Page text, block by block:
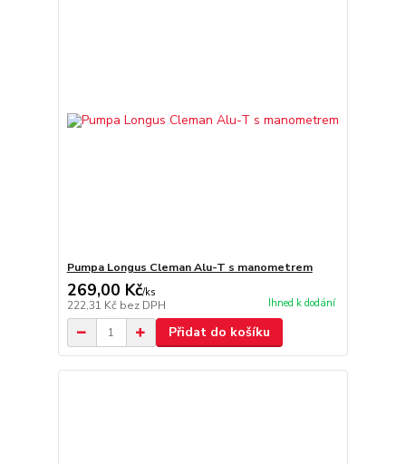
Pumpa Longus Cleman Alu-T s manometrem
269,00 Kč/ks
222,31 Kč bez DPH Ihned k dodání
Přidat do košíku